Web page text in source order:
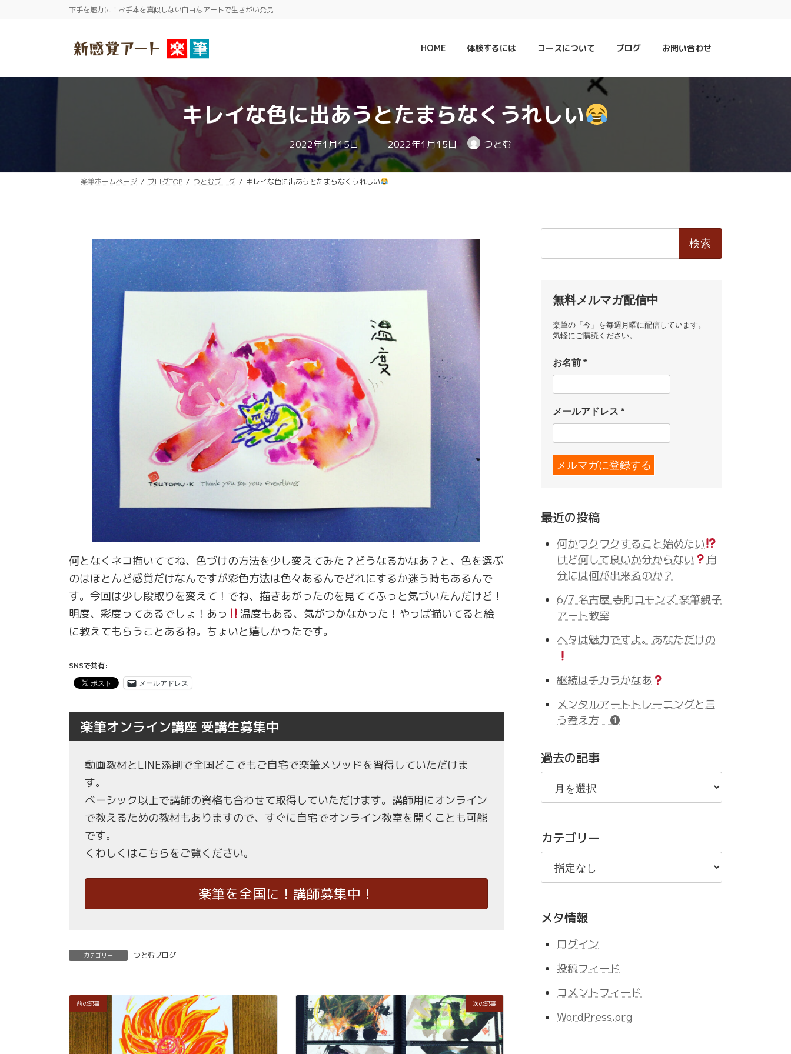
下手を魅力に！お手本を真似しない自由なアートで生きがい発見
HOME 体験するには コースについて ブログ お問い合わせ
キレイな色に出あうとたまらなくうれしい
2022年1月15日 最
終
更
新
日
時
2022年1月15日 つとむ
楽筆ホームページ ブログTOP つとむブログ キレイな色に出あうとたまらなくうれしい
何となくネコ描いててね、色づけの方法を少し変えてみた？どうなるかなあ？と、色を選ぶ
のはほとんど感覚だけなんですが彩色方法は色々あるんでどれにするか迷う時もあるんで
す。今回は少し段取りを変えて！でね、描きあがったのを見ててふっと気づいたんだけど！
明度、彩度ってあるでしょ！あっ
温度もある、気がつかなかった！やっぱ描いてると絵
に教えてもらうことあるね。ちょいと嬉しかったです。
SNSで共有:
メールアドレス
楽筆オンライン講座 受講生募集中
動画教材とLINE添削で全国どこでもご自宅で楽筆メソッドを習得していただけま
す。
ベーシック以上で講師の資格も合わせて取得していただけます。講師用にオンライン
で教えるための教材もありますので、すぐに自宅でオンライン教室を開くことも可能
です。
くわしくはこちらをご覧ください。
楽筆を全国に！講師募集中！
カテゴリー つとむブログ
前の記事 次の記事
無料メルマガ配信中
楽筆の「今」を毎週月曜に配信しています。
気軽にご購読ください。
お名前*
メールアドレス*
最近の投稿
何かワクワクすること始めたい
けど何して良いか分からない
自
分には何が出来るのか？
6/7 名古屋 寺町コモンズ 楽筆親子
アート教室
ヘタは魅力ですよ。あなただけの
継続はチカラかなあ
メンタルアートトレーニングと言
う考え方 ❶
過去の記事
過
の
事
カテゴリー
メタ情報
ログイン
投稿フィード
コメントフィード
WordPress.org